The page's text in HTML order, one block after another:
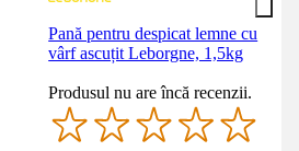
Pană pentru despicat lemne cu
vârf ascuțit Leborgne, 1,5kg
Produsul nu are încă recenzii.